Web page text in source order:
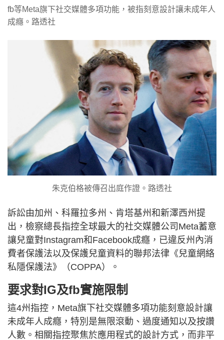
fb等Meta旗下社交媒體多項功能，被指刻意設計讓未成年人
成癮。路透社
朱克伯格被傳召出庭作證。路透社
訴訟由加州、科羅拉多州、肯塔基州和新澤西州提
出，檢察總長指控全球最大的社交媒體公司Meta蓄意
讓兒童對Instagram和Facebook成癮，已違反州內消
費者保護法以及保護兒童資料的聯邦法律《兒童網絡
私隱保護法》（COPPA）。
要求對IG及fb實施限制
這4州指控，Meta旗下社交媒體多項功能刻意設計讓
未成年人成癮，特別是無限滾動、過度通知以及按讚
人數。相關指控聚焦於應用程式的設計方式，而非平